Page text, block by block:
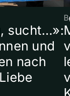
sucht…»:
und
nach